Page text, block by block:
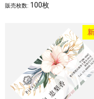
販売枚数: 100枚